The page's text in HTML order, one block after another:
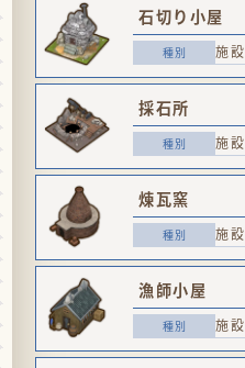
石切り小屋
施設
採石所
施設
煉瓦窯
施設
漁師小屋
施設